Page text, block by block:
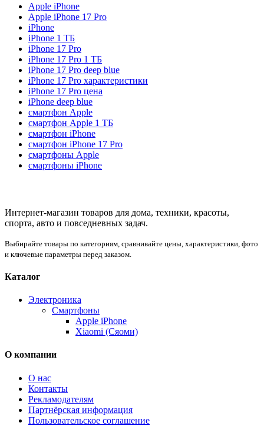
Apple iPhone
Apple iPhone 17 Pro
iPhone
iPhone 1 ТБ
iPhone 17 Pro
iPhone 17 Pro 1 ТБ
iPhone 17 Pro deep blue
iPhone 17 Pro характеристики
iPhone 17 Pro цена
iPhone deep blue
смартфон Apple
смартфон Apple 1 ТБ
смартфон iPhone
смартфон iPhone 17 Pro
смартфоны Apple
смартфоны iPhone
Интернет-магазин товаров для дома, техники, красоты,
спорта, авто и повседневных задач.
Выбирайте товары по категориям, сравнивайте цены, характеристики, фото
и ключевые параметры перед заказом.
Каталог
Электроника
Смартфоны
Apple iPhone
Xiaomi (Сяоми)
О компании
О нас
Контакты
Рекламодателям
Партнёрская информация
Пользовательское соглашение